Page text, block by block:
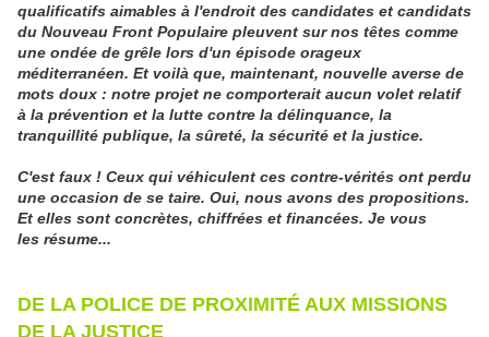
qualificatifs aimables à l'endroit des candidates et candidats
du Nouveau Front Populaire pleuvent sur nos têtes comme
une ondée de grêle lors d'un épisode orageux
méditerranéen. Et voilà que, maintenant, nouvelle averse de
mots doux : notre projet ne comporterait aucun volet relatif
à la prévention et la lutte contre la délinquance, la
tranquillité publique, la sûreté, la sécurité et la justice.
C'est faux ! Ceux qui véhiculent ces contre-vérités ont perdu
une occasion de se taire. Oui, nous avons des propositions.
Et elles sont concrètes, chiffrées et financées. Je vous
les résume...
DE LA POLICE DE PROXIMITÉ AUX MISSIONS
DE LA JUSTICE